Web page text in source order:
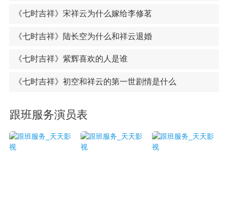
《七时吉祥》宋祥云为什么嫁给李修茗
《七时吉祥》陆长空为什么和祥云退婚
《七时吉祥》紫辉喜欢的人是谁
《七时吉祥》初空和祥云的第一世剧情是什么
跟班服务演员表